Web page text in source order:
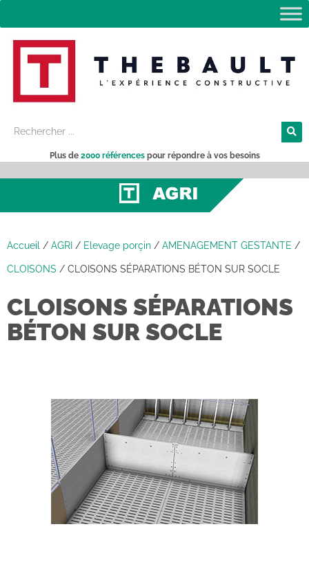
Plus de 2000 référencespour répondre à vos besoins
Accueil / AGRI / Elevage porçin / AMENAGEMENT GESTANTE /
CLOISONS / CLOISONS SÉPARATIONS BÉTON SUR SOCLE
CLOISONS SÉPARATIONS
BÉTON SUR SOCLE